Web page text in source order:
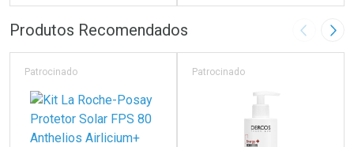
FECHAR
Laboratório
FECHAR
Por Menos Laboratório
Por Menos
Produtos Recomendados Imagem
Patrocinado Patrocinado